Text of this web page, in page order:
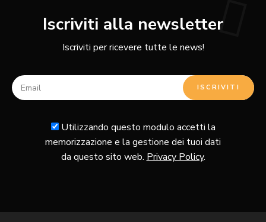
Iscriviti alla newsletter
Iscriviti per ricevere tutte le news!
Utilizzando questo modulo accetti la
memorizzazione e la gestione dei tuoi dati
da questo sito web.Privacy Policy.